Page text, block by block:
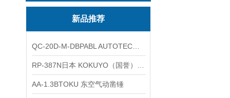
新品推荐
AA-1.3BTOKU 东空气动凿锤